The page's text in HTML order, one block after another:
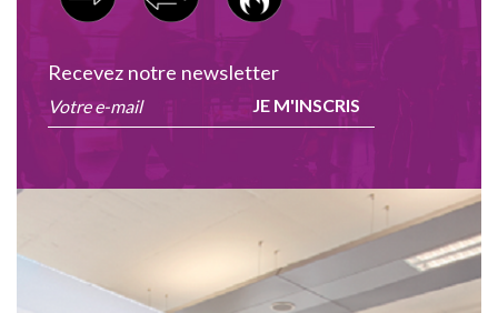
Recevez notre newsletter
JE M'INSCRIS